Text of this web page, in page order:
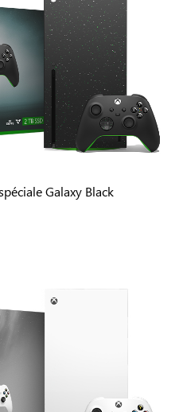
Galaxy Black